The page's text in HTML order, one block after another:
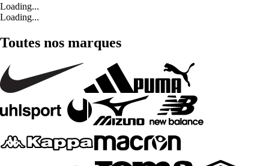
Loading...
Loading...
Toutes nos marques